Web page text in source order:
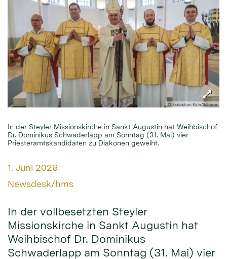
© Erzbistum Köln/Schoon
In der Steyler Missionskirche in Sankt Augustin hat Weihbischof
Dr. Dominikus Schwaderlapp am Sonntag (31. Mai) vier
Priesteramtskandidaten zu Diakonen geweiht.
Datum:
1. Juni 2026
Von:
Newsdesk/hms
In der vollbesetzten Steyler
Missionskirche in Sankt Augustin hat
Weihbischof Dr. Dominikus
Schwaderlapp am Sonntag (31. Mai) vier